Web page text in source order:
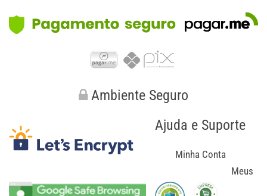
Ambiente Seguro
Ajuda e Suporte
Minha Conta
Meus